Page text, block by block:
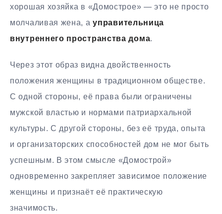
хорошая хозяйка в «Домострое» — это не просто
молчаливая жена, ауправительница
внутреннего пространства дома.
Через этот образ видна двойственность
положения женщины в традиционном обществе.
С одной стороны, её права были ограничены
мужской властью и нормами патриархальной
культуры. С другой стороны, без её труда, опыта
и организаторских способностей дом не мог быть
успешным. В этом смысле «Домострой»
одновременно закрепляет зависимое положение
женщины и признаёт её практическую
значимость.